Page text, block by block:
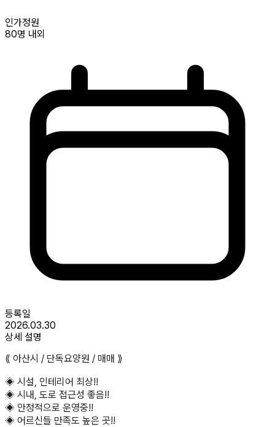
인가정원
80명 내외
등록일
2026.03.30
상세 설명
⟪ 아산시 / 단독요양원 / 매매 ⟫
◈ 시설, 인테리어 최상!!
◈ 시내, 도로 접근성 좋음!!
◈ 안정적으로 운영중!!
◈ 어르신들 만족도 높은 곳!!